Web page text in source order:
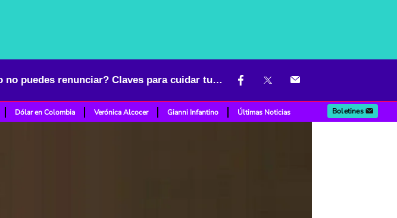
¿Sientes que el trabajo te desgasta pero no puedes renunciar? Claves para cuidar tu salud mental y resistir
Dólar en Colombia Verónica Alcocer Gianni Infantino Últimas Noticias Boletines